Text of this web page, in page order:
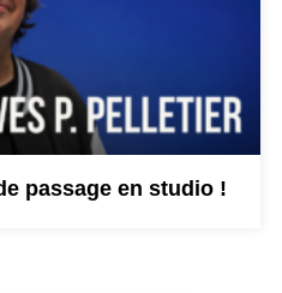
passage en studio !